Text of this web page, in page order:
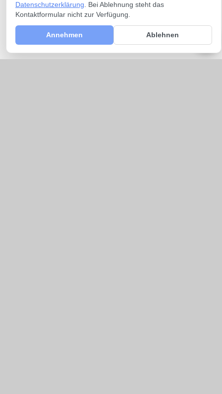
Datenschutzerklärung . Bei Ablehnung steht das
Kontaktformular nicht zur Verfügung.
Annehmen Ablehnen